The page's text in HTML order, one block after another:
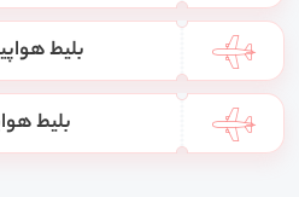
بلیط
بلیط